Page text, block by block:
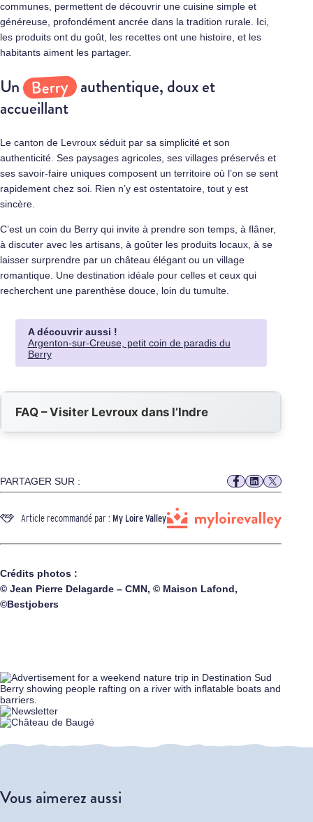
communes, permettent de découvrir une cuisine simple et
généreuse, profondément ancrée dans la tradition rurale. Ici,
les produits ont du goût, les recettes ont une histoire, et les
habitants aiment les partager.
Un Berry authentique, doux et
accueillant
Le canton de Levroux séduit par sa simplicité et son
authenticité. Ses paysages agricoles, ses villages préservés et
ses savoir‑faire uniques composent un territoire où l’on se sent
rapidement chez soi. Rien n’y est ostentatoire, tout y est
sincère.
C’est un coin du Berry qui invite à prendre son temps, à flâner,
à discuter avec les artisans, à goûter les produits locaux, à se
laisser surprendre par un château élégant ou un village
romantique. Une destination idéale pour celles et ceux qui
recherchent une parenthèse douce, loin du tumulte.
A découvrir aussi !
Argenton-sur-Creuse, petit coin de paradis du
Berry
FAQ – Visiter Levroux dans l’Indre
PARTAGER SUR :
Article recommandé par : My Loire Valley
Crédits photos :
© Jean Pierre Delagarde – CMN, © Maison Lafond,
©Bestjobers
Vous aimerez aussi